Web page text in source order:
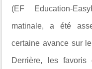
(EF Education-
matinale, a été
certaine avance sur
Derrière, les